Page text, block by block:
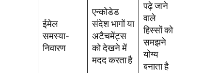
ईमेल
समस्या-
निवारण
एन्कोडेड
संदेश भागों या
अटैचमेंट्स
को देखने में
मदद करता है
पढ़े जाने
वाले
हिस्सों को
समझने
योग्य
बनाता है